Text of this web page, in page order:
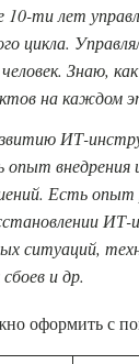
10-ти лет
цикла.
Знаю,
на каждом
ИТ-
опыт
Есть
ситуаций,
и др.
оформить с